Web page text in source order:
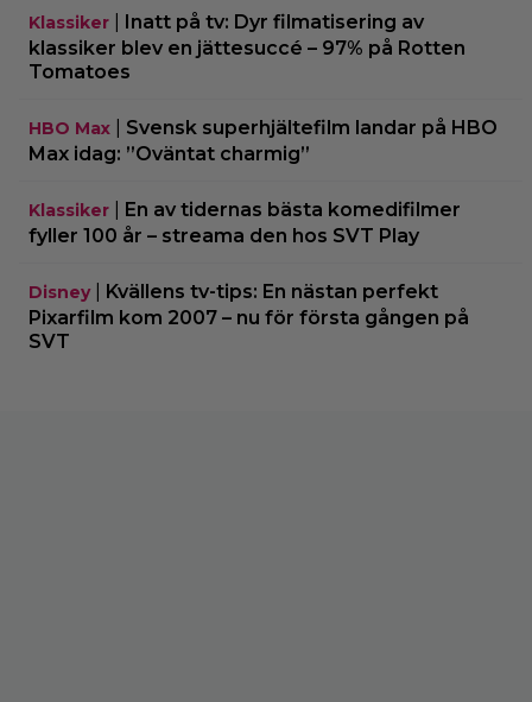
Klassiker
Inatt på tv: Dyr filmatisering av
klassiker blev en jättesuccé – 97% på Rotten
Tomatoes
HBO Max
Svensk superhjältefilm landar på HBO
Max idag: ”Oväntat charmig”
Klassiker
En av tidernas bästa komedifilmer
fyller 100 år – streama den hos SVT Play
Disney| Kvällens tv-tips: En nästan perfekt
Pixarfilm kom 2007 – nu för första gången på
SVT